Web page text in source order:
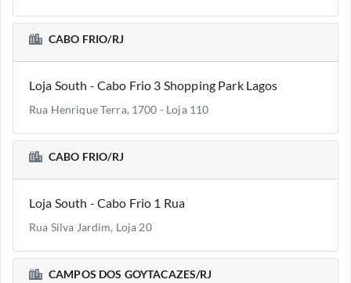
CABO FRIO/RJ
Loja South - Cabo Frio 3 Shopping Park Lagos
Rua Henrique Terra, 1700 - Loja 110
CABO FRIO/RJ
Loja South - Cabo Frio 1 Rua
Rua Silva Jardim, Loja 20
CAMPOS DOS GOYTACAZES/RJ